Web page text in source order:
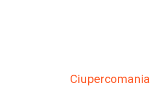
Ciupercomania